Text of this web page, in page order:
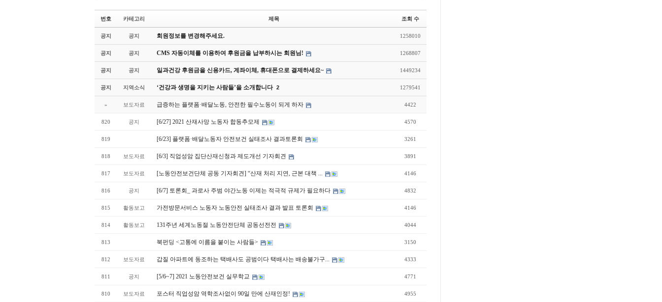
e
le
ry
번호 카테고리 제목 조회 수
공지 공지 회원정보를 변경해주세요. 1258010
공지 공지 CMS 자동이체를 이용하여 후원금을 납부하시는 회원님! 1268807
공지 공지 일과건강 후원금을 신용카드, 계좌이체, 휴대폰으로 결제하세요~ 1449234
공지 지역소식 ‘건강과 생명을 지키는 사람들’을 소개합니다 2 1279541
» 보도자료 급증하는 플랫폼·배달노동, 안전한 필수노동이 되게 하자 4422
820 공지 [6/27] 2021 산재사망 노동자 합동추모제 4570
819 [6/23] 플랫폼·배달노동자 안전보건 실태조사 결과토론회 3261
818 보도자료 [6/3] 직업성암 집단산재신청과 제도개선 기자회견 3891
817 보도자료 [노동안전보건단체 공동 기자회견] “산재 처리 지연, 근본 대책 ... 4146
816 공지 [6/7] 토론회_ 과로사 주범 야간노동 이제는 적극적 규제가 필요하다 4832
815 활동보고 가전방문서비스 노동자 노동안전 실태조사 결과 발표 토론회 4146
814 활동보고 131주년 세계노동절 노동안전단체 공동선전전 4044
813 북펀딩 <고통에 이름을 붙이는 사람들> 3150
812 보도자료 갑질 아파트에 동조하는 택배사도 공범이다 택배사는 배송불가구... 4333
811 공지 [5/6~7] 2021 노동안전보건 실무학교 4771
810 보도자료 포스터 직업성암 역학조사없이 90일 만에 산재인정! 4955